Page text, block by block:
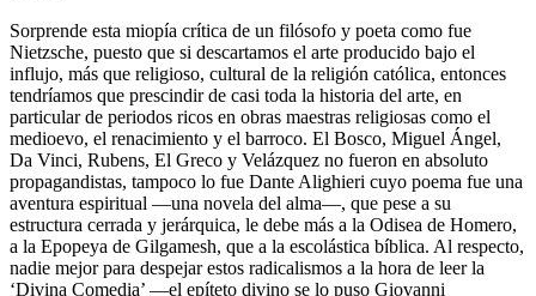
Sorprende esta miopía crítica de un filósofo y poeta como fue
Nietzsche, puesto que si descartamos el arte producido bajo el
influjo, más que religioso, cultural de la religión católica, entonces
tendríamos que prescindir de casi toda la historia del arte, en
particular de periodos ricos en obras maestras religiosas como el
medioevo, el renacimiento y el barroco. El Bosco, Miguel Ángel,
Da Vinci, Rubens, El Greco y Velázquez no fueron en absoluto
propagandistas, tampoco lo fue Dante Alighieri cuyo poema fue una
aventura espiritual —una novela del alma—, que pese a su
estructura cerrada y jerárquica, le debe más a la Odisea de Homero,
a la Epopeya de Gilgamesh, que a la escolástica bíblica. Al respecto,
nadie mejor para despejar estos radicalismos a la hora de leer la
‘Divina Comedia’ —el epíteto divino se lo puso Giovanni